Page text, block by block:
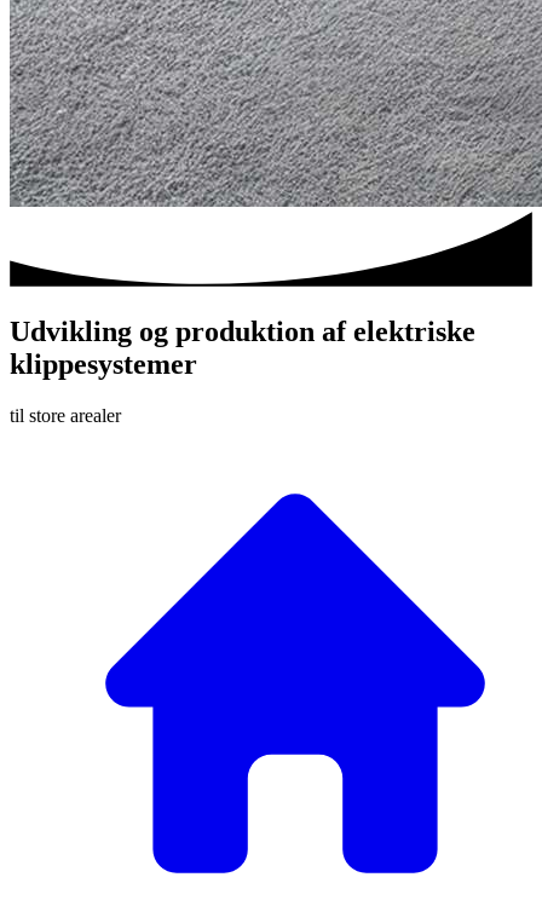
Udvikling og produktion af elektriske
klippesystemer
til store arealer